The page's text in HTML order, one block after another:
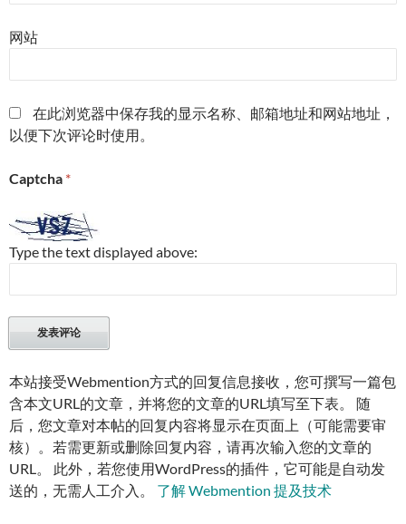
网站
在此浏览器中保存我的显示名称、邮箱地址和网站地址，
以便下次评论时使用。
Captcha *
Type the text displayed above:
本站接受Webmention方式的回复信息接收，您可撰写一篇包
含本文URL的文章，并将您的文章的URL填写至下表。 随
后，您文章对本帖的回复内容将显示在页面上（可能需要审
核）。若需更新或删除回复内容，请再次输入您的文章的
URL。 此外，若您使用WordPress的插件，它可能是自动发
送的，无需人工介入。 了解 Webmention 提及技术